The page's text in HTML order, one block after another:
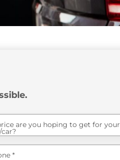
are you hoping to get for your